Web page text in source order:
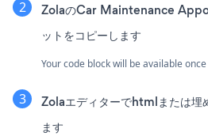
ZolaのCar Maintenance
ットをコピーします
Your code block will be available
Zolaエディターでhtmlまたは埋
ます